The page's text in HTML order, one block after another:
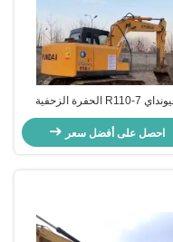
هيونداي R110-7 الحفرة الزحفية
المستعملة الحفرة اليد الثانية
11200kg 0.30-0.59m3 دلو
احصل على أفضل سعر